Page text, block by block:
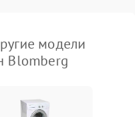
модели
Blomberg